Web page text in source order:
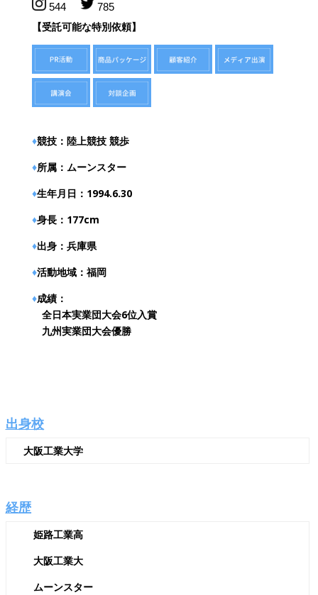
544 785
【受託可能な特別依頼】
♦︎競技： 陸上競技 競歩
♦︎所属： ムーンスター
♦︎生年月日： 1994.6.30
♦︎身長： 177cm
♦︎出身： 兵庫県
♦︎活動地域：福岡
♦︎成績：
全日本実業団大会6位入賞
九州実業団大会優勝
出身校
大阪工業大学
経歴
姫路工業高
大阪工業大
ムーンスター